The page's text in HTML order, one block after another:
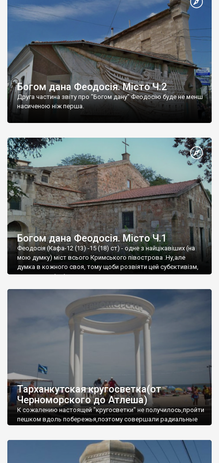
Богом дана Феодосія. Місто Ч.2
Друга частина звіту про "Богом дану" Феодосію буде не менш
насиченою ніж перша.
Богом дана Феодосія. Місто Ч.1
Феодосія (Кафа-12 (13) -15 (18) ст) - одне з найцікавіших (на
мою думку) міст всього Кримського півострова .Ну,але
думка в кожного своя, тому щоби розвіяти цей субєктивізм,
запрошую відвідати це
Тарханкутская кругосветка(от
Черноморского до Атлеша)
К сожалению настоящей "кругосветки" не получилось,пройти
пешком вдоль побережья,поэтому совершали радиальные